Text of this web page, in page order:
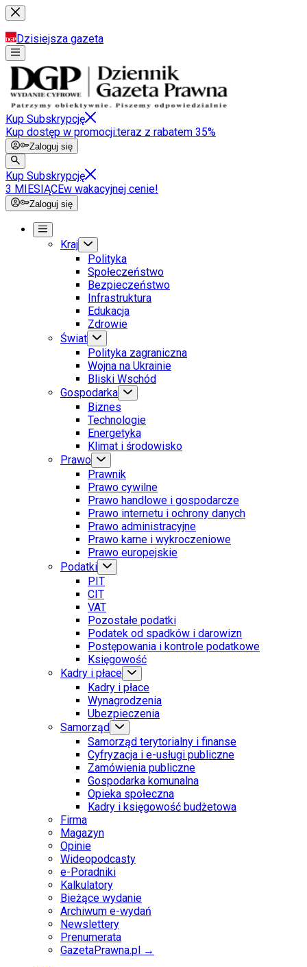
Dzisiejsza gazeta
Kup Subskrypcję
Kup dostęp w promocji:teraz z rabatem 35%
Zaloguj się
Kup Subskrypcję
3 MIESIĄCEw wakacyjnej cenie!
Zaloguj się
Kraj
Polityka
Społeczeństwo
Bezpieczeństwo
Infrastruktura
Edukacja
Zdrowie
Świat
Polityka zagraniczna
Wojna na Ukrainie
Bliski Wschód
Gospodarka
Biznes
Technologie
Energetyka
Klimat i środowisko
Prawo
Prawnik
Prawo cywilne
Prawo handlowe i gospodarcze
Prawo internetu i ochrony danych
Prawo administracyjne
Prawo karne i wykroczeniowe
Prawo europejskie
Podatki
PIT
CIT
VAT
Pozostałe podatki
Podatek od spadków i darowizn
Postępowania i kontrole podatkowe
Księgowość
Kadry i płace
Kadry i płace
Wynagrodzenia
Ubezpieczenia
Samorząd
Samorząd terytorialny i finanse
Cyfryzacja i e-usługi publiczne
Zamówienia publiczne
Gospodarka komunalna
Opieka społeczna
Kadry i księgowość budżetowa
Firma
Magazyn
Opinie
Wideopodcasty
e-Poradniki
Kalkulatory
Bieżące wydanie
Archiwum e-wydań
Newslettery
Prenumerata
GazetaPrawna.pl →